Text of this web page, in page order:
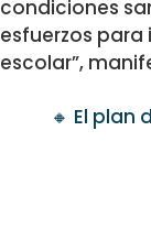
condiciones
esfuerzos para
escolar”,
🔸 El plan